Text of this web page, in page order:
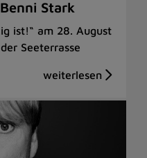
Stark
ist!“ am 28. August
Seeterrasse